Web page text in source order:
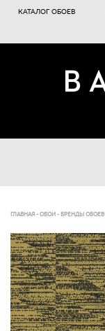
КАТАЛОГ ОБОЕВ
ГЛАВНАЯ - ОБОИ - БРЕНДЫ ОБОЕВ